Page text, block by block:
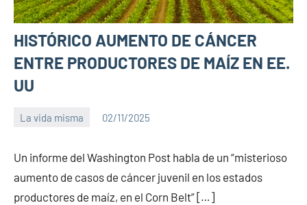
HISTÓRICO AUMENTO DE CÁNCER
ENTRE PRODUCTORES DE MAÍZ EN EE.
UU
La vida misma 02/11/2025
comentarios
Un informe del Washington Post habla de un “misterioso
aumento de casos de cáncer juvenil en los estados
productores de maíz, en el Corn Belt” […]